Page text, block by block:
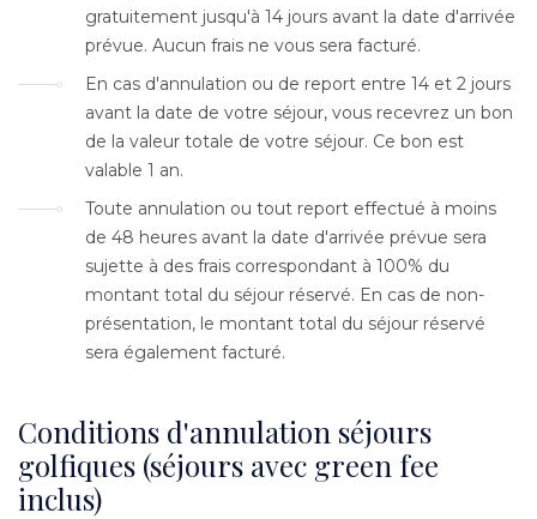
gratuitement jusqu'à 14 jours avant la date d'arrivée
prévue. Aucun frais ne vous sera facturé.
En cas d'annulation ou de report entre 14 et 2 jours
avant la date de votre séjour, vous recevrez un bon
de la valeur totale de votre séjour. Ce bon est
valable 1 an.
Toute annulation ou tout report effectué à moins
de 48 heures avant la date d'arrivée prévue sera
sujette à des frais correspondant à 100% du
montant total du séjour réservé. En cas de non-
présentation, le montant total du séjour réservé
sera également facturé.
Conditions d'annulation séjours
golfiques (séjours avec green fee
inclus)